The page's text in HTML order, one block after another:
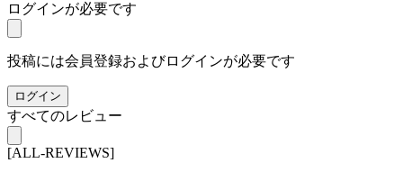
ログインが必要です
投稿には会員登録およびログインが必要です
ログイン
すべてのレビュー
[ALL-REVIEWS]